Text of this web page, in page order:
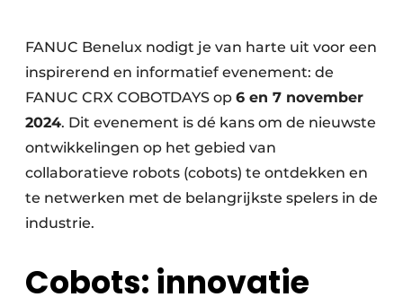
FANUC Benelux nodigt je van harte uit voor een
inspirerend en informatief evenement: de
FANUC CRX COBOTDAYS op 6 en 7 november
2024. Dit evenement is dé kans om de nieuwste
ontwikkelingen op het gebied van
collaboratieve robots (cobots) te ontdekken en
te netwerken met de belangrijkste spelers in de
industrie.
Cobots: innovatie